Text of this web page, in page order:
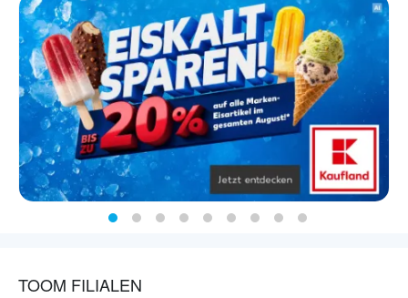
TOOM FILIALEN